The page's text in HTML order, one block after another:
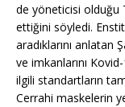
de yöneticisi olduğu
ettiğini söyledi.
aradıklarını
ve imkanlarını
ilgili standartların
Cerrahi maskelerin